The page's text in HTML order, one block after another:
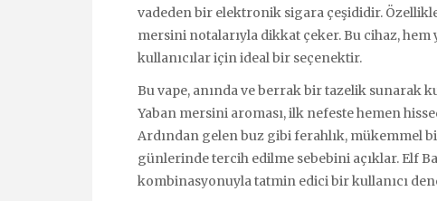
vadeden bir elektronik sigara çeşididir.
mersini notalarıyla dikkat çeker. Bu cihaz,
kullanıcılar için ideal bir seçenektir.
Bu vape, anında ve berrak bir tazelik sunarak
Yaban mersini aroması, ilk nefeste hemen
Ardından gelen buz gibi ferahlık, mükemmel
günlerinde tercih edilme sebebini açıklar. Elf
kombinasyonuyla tatmin edici bir kullanıcı